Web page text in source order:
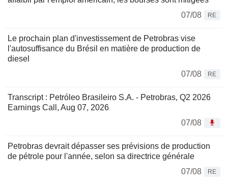
07/08
RE
Le prochain plan d'investissement de Petrobras vise
l'autosuffisance du Brésil en matière de production de
diesel
07/08
RE
Transcript : Petróleo Brasileiro S.A. - Petrobras, Q2 2026
Earnings Call, Aug 07, 2026
07/08
Petrobras devrait dépasser ses prévisions de production
de pétrole pour l'année, selon sa directrice générale
07/08
RE